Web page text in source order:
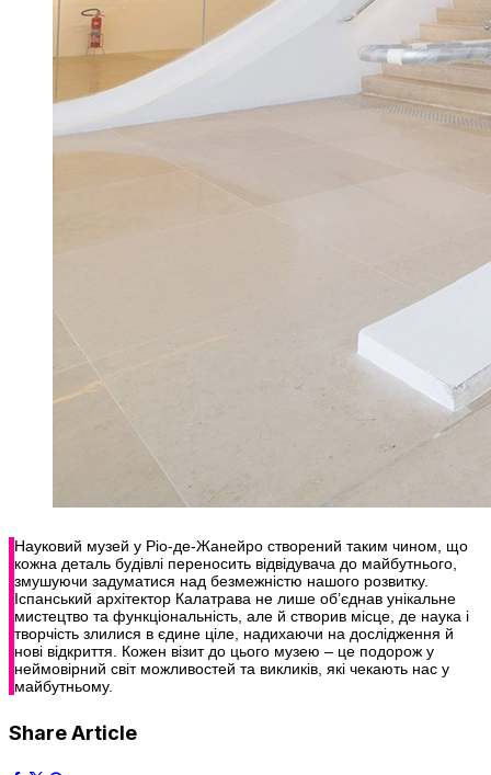
Науковий музей у Ріо-де-Жанейро створений таким чином, що
кожна деталь будівлі переносить відвідувача до майбутнього,
змушуючи задуматися над безмежністю нашого розвитку.
Іспанський архітектор Калатрава не лише об’єднав унікальне
мистецтво та функціональність, але й створив місце, де наука і
творчість злилися в єдине ціле, надихаючи на дослідження й
нові відкриття. Кожен візит до цього музею – це подорож у
неймовірний світ можливостей та викликів, які чекають нас у
майбутньому.
Share Article